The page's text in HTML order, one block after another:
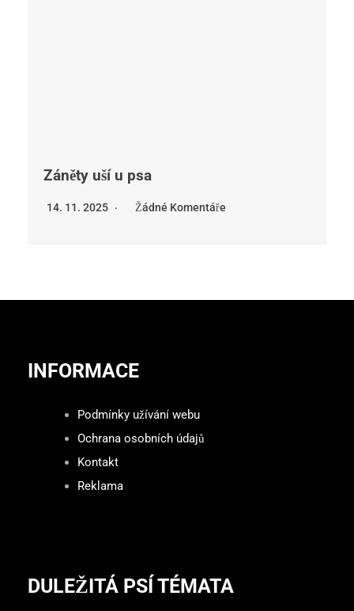
Záněty uší u psa
14. 11. 2025 Žádné Komentáře
INFORMACE
Podmínky užívání webu
Ochrana osobních údajů
Kontakt
Reklama
DULEŽITÁ PSÍ TÉMATA